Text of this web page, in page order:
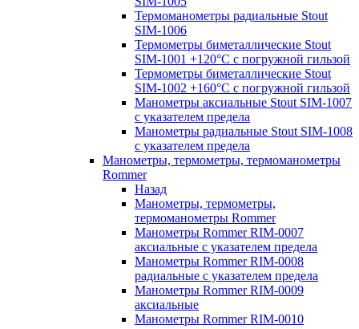
Термоманометры радиальные Stout
SIM-1006
Термометры биметаллические Stout
SIM-1001 +120°С с погружной гильзой
Термометры биметаллические Stout
SIM-1002 +160°С с погружной гильзой
Манометры аксиальные Stout SIM-1007
с указателем предела
Манометры радиальные Stout SIM-1008
с указателем предела
Манометры, термометры, термоманометры
Rommer
Назад
Манометры, термометры,
термоманометры Rommer
Манометры Rommer RIM-0007
аксиальные с указателем предела
Манометры Rommer RIM-0008
радиальные с указателем предела
Манометры Rommer RIM-0009
аксиальные
Манометры Rommer RIM-0010